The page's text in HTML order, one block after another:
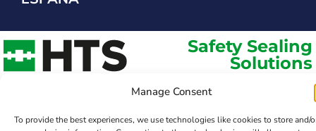
Manage Consent
To provide the best experiences, we use technologies like cookies to store and/
Safety Sealing
Solutions